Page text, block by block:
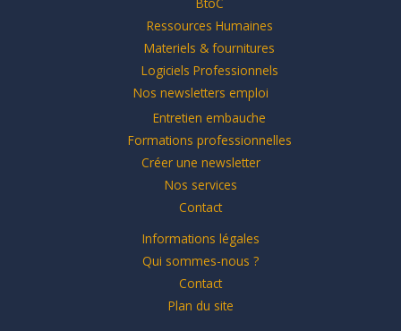
Ressources Humaines
Materiels & fournitures
Logiciels Professionnels
Nos newsletters emploi
Entretien embauche
Formations professionnelles
Créer une newsletter
Nos services
Contact
Informations légales
Qui sommes-nous ?
Contact
Plan du site